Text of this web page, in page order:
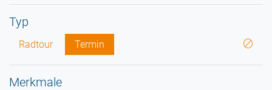
Typ
Radtour Termin
Merkmale